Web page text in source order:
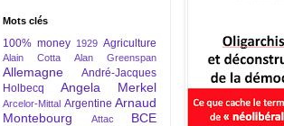
Mots clés
100% money 1929 Agriculture
Alain Cotta Alan Greenspan
Allemagne
André-Jacques
Holbecq
Angela Merkel
Arcelor-Mittal Argentine Arnaud
Montebourg
Attac BCE